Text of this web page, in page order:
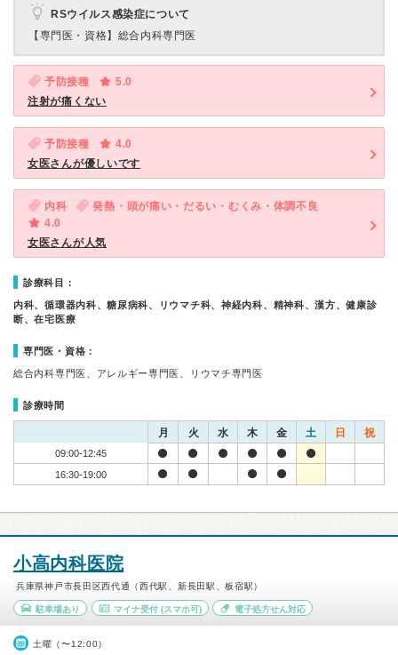
RSウイルス感染症について
【専門医・資格】 総合内科専門医
予防接種
5.0
注射が痛くない
予防接種
4.0
女医さんが優しいです
内科
発熱・頭が痛い・だるい・むくみ・体調不良
4.0
女医さんが人気
診療科目：
内科、循環器内科、糖尿病科、リウマチ科、神経内科、精神科、漢方、健康診
断、在宅医療
専門医・資格：
総合内科専門医、アレルギー専門医、リウマチ専門医
診療時間
月 火 水 木 金 土 日 祝
09:00-12:45
16:30-19:00
小高内科医院
兵庫県神戸市長田区西代通（西代駅、新長田駅、板宿駅）
駐車場あり マイナ受付(スマホ可) 電子処方せん対応
土曜（〜12:00）